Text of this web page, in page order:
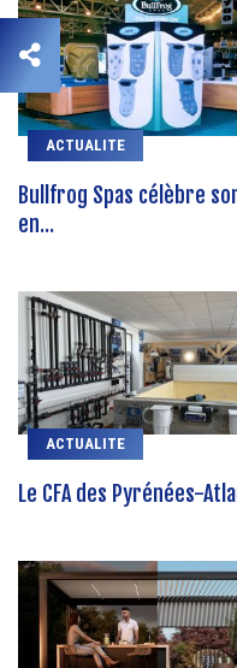
ACTUALITE
Bullfrog Spas célèbre
en...
ACTUALITE
Le CFA des Pyrénées-